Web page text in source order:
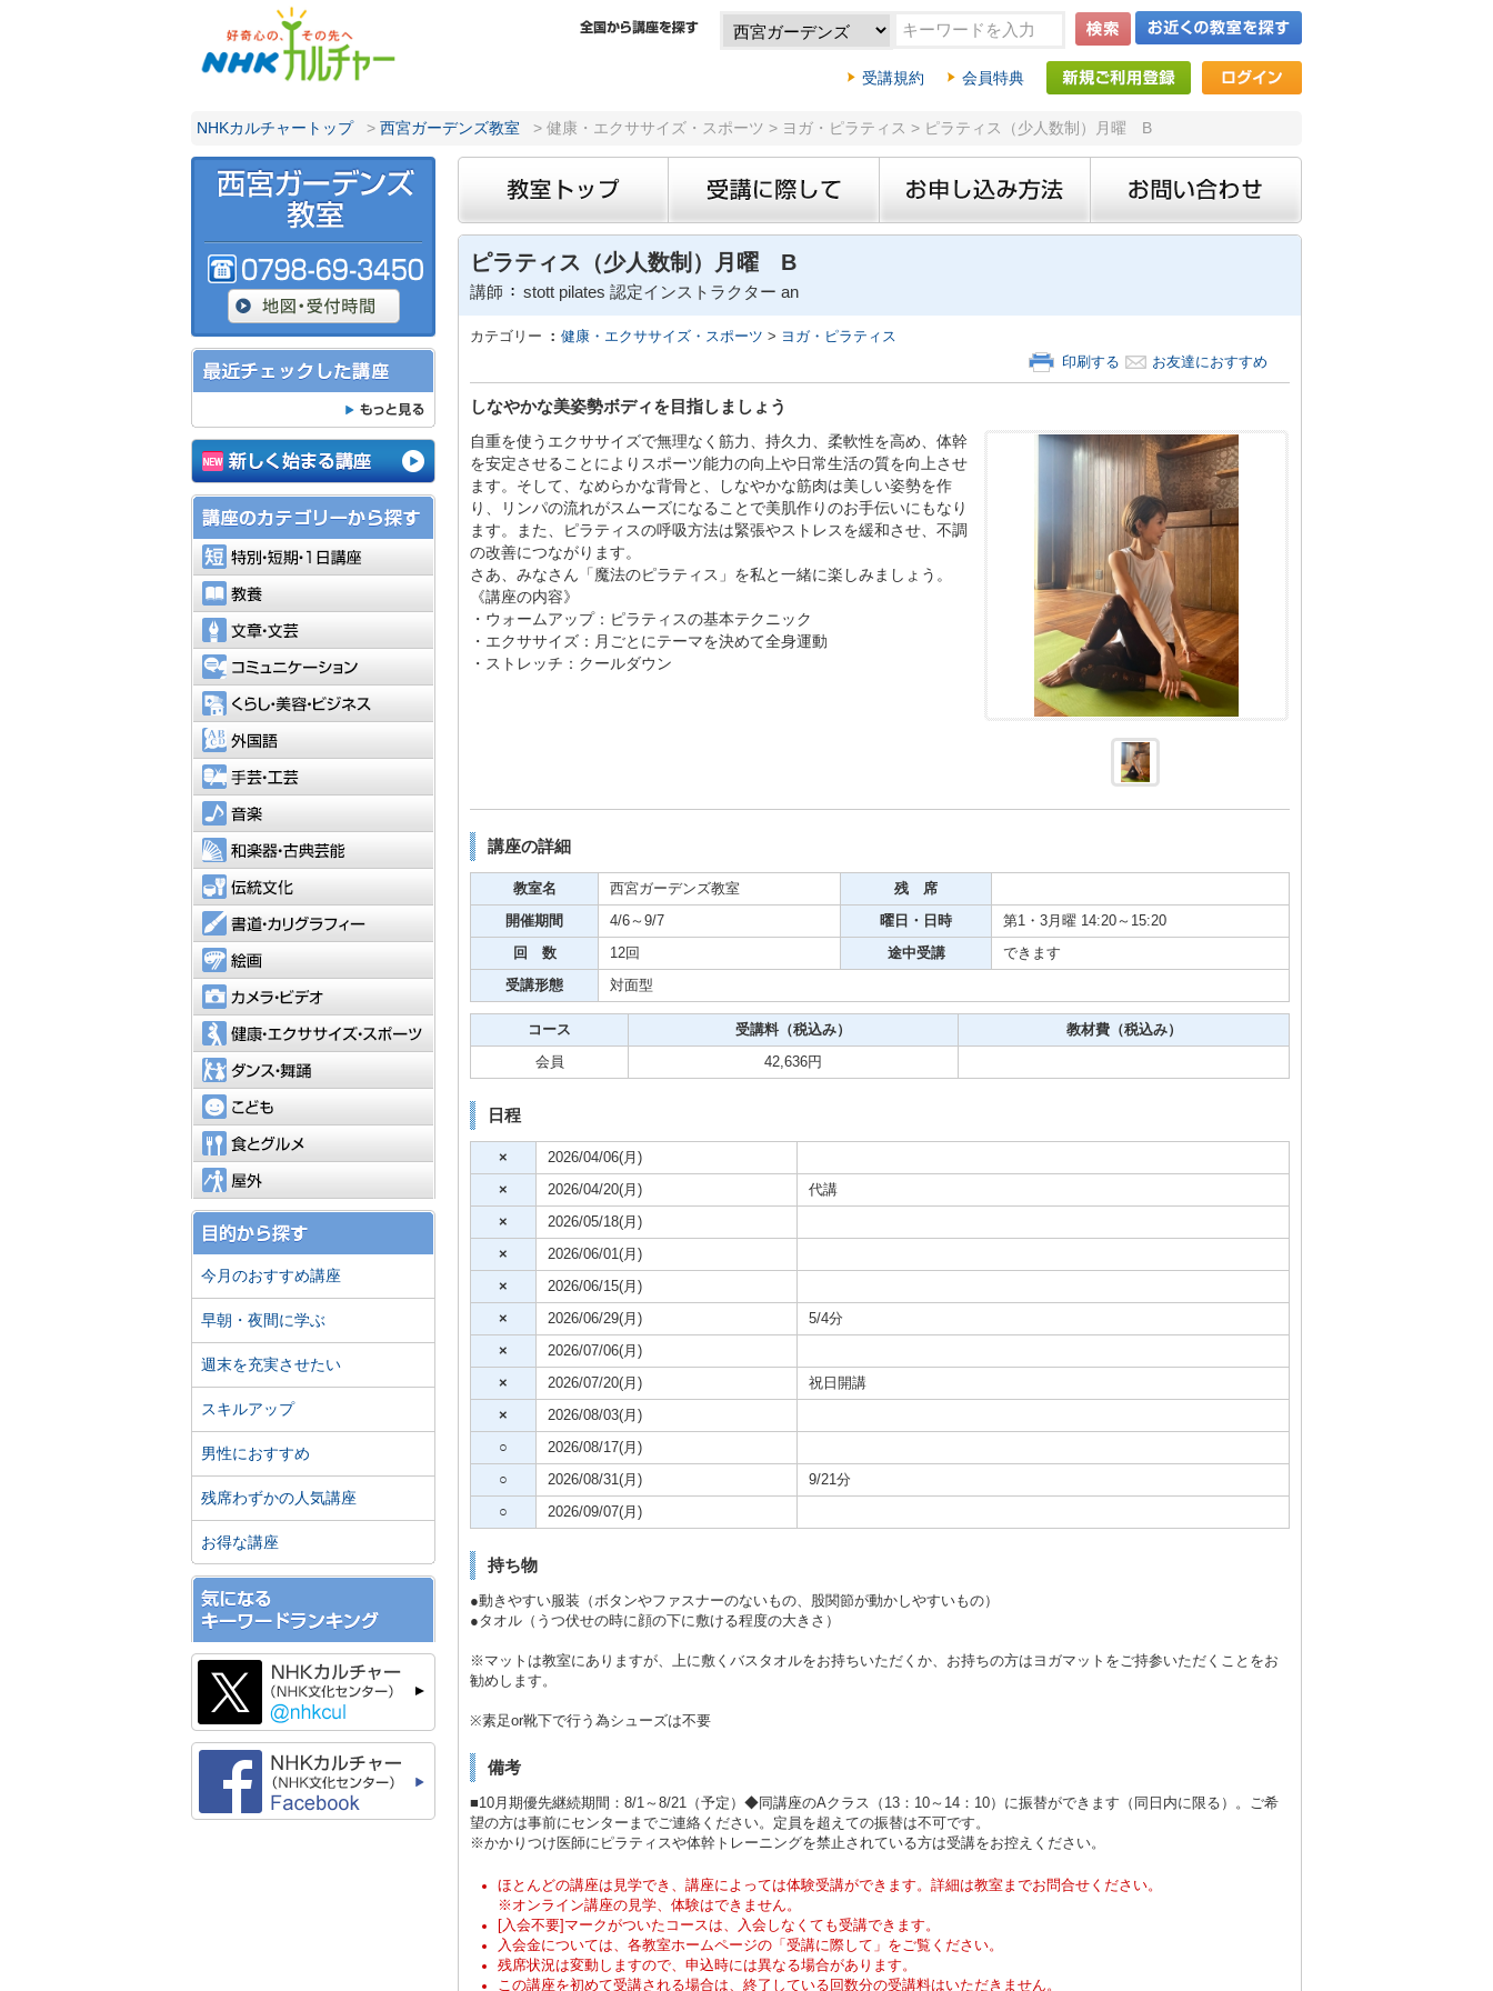
受講規約 会員特典
NHKカルチャートップ > 西宮ガーデンズ教室 > 健康・エクササイズ・スポーツ > ヨガ・ピラティス > ピラティス（少人数制）月曜 B
ピラティス（少人数制）月曜 B
講師 stott pilates 認定インストラクター an
カテゴリー 健康・エクササイズ・スポーツ > ヨガ・ピラティス
印刷する
お友達におすすめ
しなやかな美姿勢ボディを目指しましょう
自重を使うエクササイズで無理なく筋力、持久力、柔軟性を高め、体幹
を安定させることによりスポーツ能力の向上や日常生活の質を向上させ
ます。そして、なめらかな背骨と、しなやかな筋肉は美しい姿勢を作
り、リンパの流れがスムーズになることで美肌作りのお手伝いにもなり
ます。また、ピラティスの呼吸方法は緊張やストレスを緩和させ、不調
の改善につながります。
さあ、みなさん「魔法のピラティス」を私と一緒に楽しみましょう。
《講座の内容》
・ウォームアップ：ピラティスの基本テクニック
・エクササイズ：月ごとにテーマを決めて全身運動
・ストレッチ：クールダウン
講座の詳細
教室名 西宮ガーデンズ教室 残 席
開催期間 4/6～9/7 曜日・日時 第1・3月曜 14:20～15:20
回 数 12回 途中受講 できます
受講形態 対面型
コース 受講料（税込み） 教材費（税込み）
会員 42,636円
日程
× 2026/04/06(月)
× 2026/04/20(月) 代講
× 2026/05/18(月)
× 2026/06/01(月)
× 2026/06/15(月)
× 2026/06/29(月) 5/4分
× 2026/07/06(月)
× 2026/07/20(月) 祝日開講
× 2026/08/03(月)
○ 2026/08/17(月)
○ 2026/08/31(月) 9/21分
○ 2026/09/07(月)
持ち物
●動きやすい服装（ボタンやファスナーのないもの、股関節が動かしやすいもの）
●タオル（うつ伏せの時に顔の下に敷ける程度の大きさ）
※マットは教室にありますが、上に敷くバスタオルをお持ちいただくか、お持ちの方はヨガマットをご持参いただくことをお
勧めします。
※素足or靴下で行う為シューズは不要
備考
■10月期優先継続期間：8/1～8/21（予定）◆同講座のAクラス（13：10～14：10）に振替ができます（同日内に限る）。ご希
望の方は事前にセンターまでご連絡ください。定員を超えての振替は不可です。
※かかりつけ医師にピラティスや体幹トレーニングを禁止されている方は受講をお控えください。
ほとんどの講座は見学でき、講座によっては体験受講ができます。詳細は教室までお問合せください。
※オンライン講座の見学、体験はできません。
[入会不要]マークがついたコースは、入会しなくても受講できます。
入会金については、各教室ホームページの「受講に際して」をご覧ください。
残席状況は変動しますので、申込時には異なる場合があります。
この講座を初めて受講される場合は、終了している回数分の受講料はいただきません。
特別・短期・1日講座
文章・文芸
コミュニケーション
和楽器・古典芸能
書道・カリグラフィー
カメラ・ビデオ
健康・エクササイズ・スポーツ
こども
今月のおすすめ講座
早朝・夜間に学ぶ
週末を充実させたい
スキルアップ
男性におすすめ
残席わずかの人気講座
お得な講座